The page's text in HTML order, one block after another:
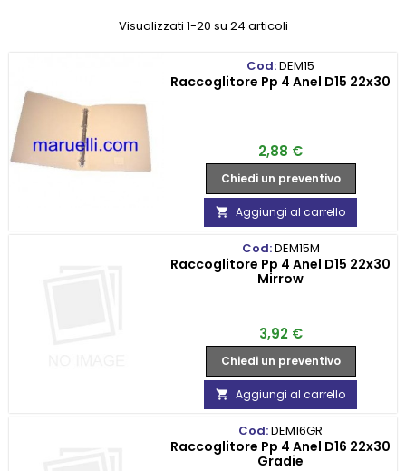
Visualizzati 1-20 su 24 articoli
Cod:DEM15
Raccoglitore Pp 4 Anel D15 22x30
Prezzo
2,88 €
Chiedi un preventivo
 Aggiungi al carrello
Cod:DEM15M
Raccoglitore Pp 4 Anel D15 22x30
Mirrow
Prezzo
3,92 €
Chiedi un preventivo
 Aggiungi al carrello
Cod:DEM16GR
Raccoglitore Pp 4 Anel D16 22x30
Gradie